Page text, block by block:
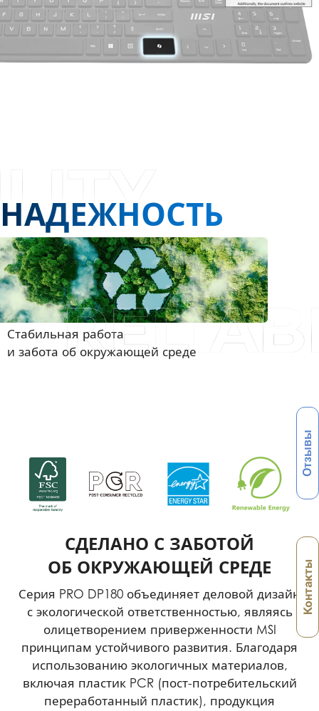
НАДЕЖНОСТЬ
Стабильная работа
и забота об окружающей среде
СДЕЛАНО С ЗАБОТОЙ
ОБ ОКРУЖАЮЩЕЙ СРЕДЕ
Серия PRO DP180 объединяет деловой дизайн
с экологической ответственностью, являясь
олицетворением приверженности MSI
принципам устойчивого развития. Благодаря
использованию экологичных материалов,
включая пластик PCR (пост-потребительский
переработанный пластик), продукция
Отзывы
Контакты